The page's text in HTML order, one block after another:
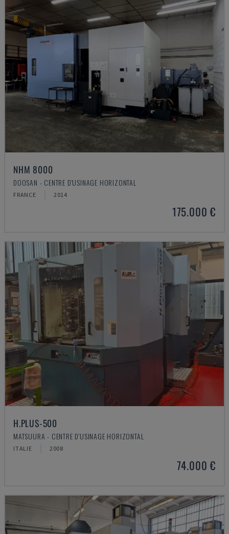
NHM 8000
DOOSAN - CENTRE D'USINAGE HORIZONTAL
FRANCE 2014
175.000 €
H.PLUS-500
MATSUURA - CENTRE D'USINAGE HORIZONTAL
ITALIE 2008
74.000 €